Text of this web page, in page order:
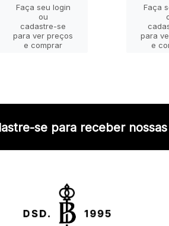
Faça seu login
ou
cadastre-se
para ver preços
e comprar
Faça
para
e
se para receber